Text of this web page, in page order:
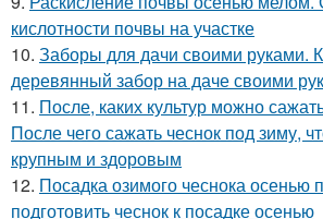
кислотности почвы на участке
10. Заборы для дачи своими руками.
деревянный забор на даче своими
11. После, каких культур можно
После чего сажать чеснок под зиму,
крупным и здоровым
12. Посадка озимого чеснока осенью
подготовить чеснок к посадке осенью